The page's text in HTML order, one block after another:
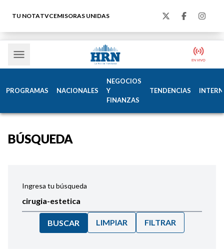
TU NOTATVCEMISORAS UNIDAS
PROGRAMAS NACIONALES
NEGOCIOS
Y
FINANZAS
TENDENCIAS
BÚSQUEDA
Ingresa tu búsqueda
BUSCAR LIMPIAR FILTRAR